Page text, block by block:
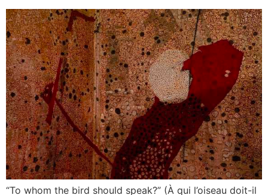
“To whom the bird should speak?” (À qui l’oiseau doit-il